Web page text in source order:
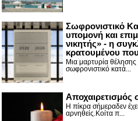
Σωφρονιστικό
υπομονή και
νικητής» - η
κρατουμένου
Μια μαρτυρία
σωφρονιστικό κατά...
Η πίκρα σήμεραδεν
αρνηθείς.Κοίτα π...